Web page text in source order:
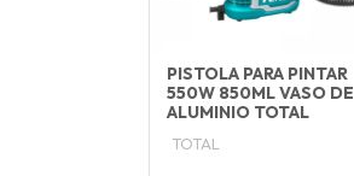
PISTOLA PARA PINTAR
550W 850ML VASO DE
ALUMINIO TOTAL
TOTAL